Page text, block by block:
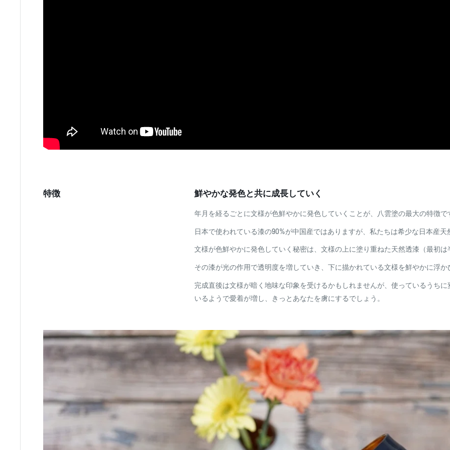
特徴 鮮やかな発色と共に成長していく
年月を経るごとに文様が色鮮やかに発色していくことが、八雲塗の最大の特徴で
日本で使われている漆の90%が中国産ではありますが、私たちは希少な日本産
文様が色鮮やかに発色していく秘密は、文様の上に塗り重ねた天然透漆（最初
その漆が光の作用で透明度を増していき、下に描かれている文様を鮮やかに浮
完成直後は文様が暗く地味な印象を受けるかもしれませんが、使っているうち
いるようで愛着が増し、きっとあなたを虜にするでしょう。